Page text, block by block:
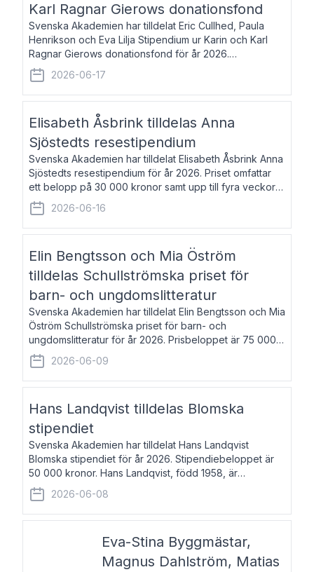
Karl Ragnar Gierows donationsfond
Svenska Akademien har tilldelat Eric Cullhed, Paula
Henrikson och Eva Lilja Stipendium ur Karin och Karl
Ragnar Gierows donationsfond för år 2026.
Stipendiebeloppet är på 70 000 kronor vardera. Eric
Cullhed, född 1985, är professor i grekis
2026-06-17
Elisabeth Åsbrink tilldelas Anna
Sjöstedts resestipendium
Svenska Akademien har tilldelat Elisabeth Åsbrink Anna
Sjöstedts resestipendium för år 2026. Priset omfattar
ett belopp på 30 000 kronor samt upp till fyra veckors
fri vistelse i Akademiens lägenhet i Berlin. Elisabeth
Åsbrink, född 1965 oc
2026-06-16
Elin Bengtsson och Mia Öström
tilldelas Schullströmska priset för
barn- och ungdomslitteratur
Svenska Akademien har tilldelat Elin Bengtsson och Mia
Öström Schullströmska priset för barn- och
ungdomslitteratur för år 2026. Prisbeloppet är 75 000
kronor vardera. Elin Bengtsson, född 1987, är författare
och forskare i genusvetenskap.
2026-06-09
Hans Landqvist tilldelas Blomska
stipendiet
Svenska Akademien har tilldelat Hans Landqvist
Blomska stipendiet för år 2026. Stipendiebeloppet är
50 000 kronor. Hans Landqvist, född 1958, är
professor i svenska vid Göteborgs universitet. Han
disputerade år 2000 på avhandlingen Författn
2026-06-08
Eva-Stina Byggmästar,
Magnus Dahlström, Matias